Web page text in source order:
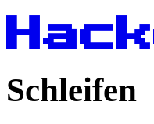
Schleifen